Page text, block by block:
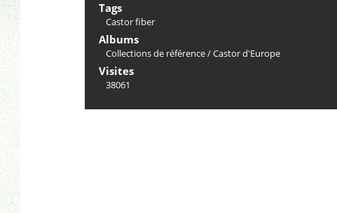
Tags
Castor fiber
Albums
Collections de référence/Castor d'Europe
Visites
38061